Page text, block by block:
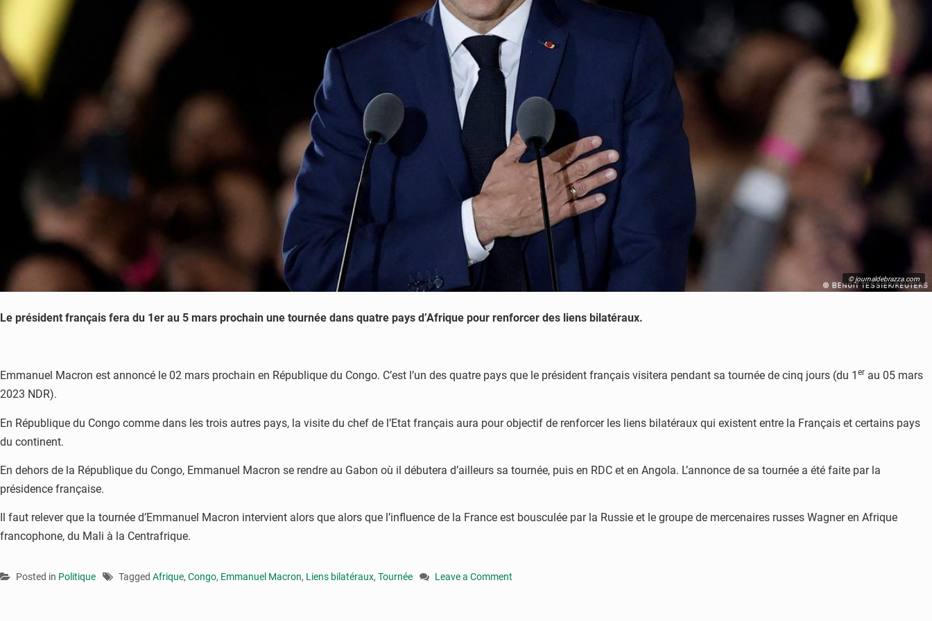
© journaldebrazza.com
Le président français fera du 1er au 5 mars prochain une tournée dans quatre pays d’Afrique pour renforcer des liens bilatéraux.
Emmanuel Macron est annoncé le 02 mars prochain en République du Congo. C’est l’un des quatre pays que le président français visitera pendant sa tournée de cinq jours (du 1 er au 05 mars
2023 NDR).
En République du Congo comme dans les trois autres pays, la visite du chef de l’Etat français aura pour objectif de renforcer les liens bilatéraux qui existent entre la Français et certains pays
du continent.
En dehors de la République du Congo, Emmanuel Macron se rendre au Gabon où il débutera d’ailleurs sa tournée, puis en RDC et en Angola. L’annonce de sa tournée a été faite par la
présidence française.
Il faut relever que la tournée d’Emmanuel Macron intervient alors que alors que l’influence de la France est bousculée par la Russie et le groupe de mercenaires russes Wagner en Afrique
francophone, du Mali à la Centrafrique.
Posted in Politique Tagged Afrique, Congo, Emmanuel Macron, Liens bilatéraux, Tournée
Leave a Comment